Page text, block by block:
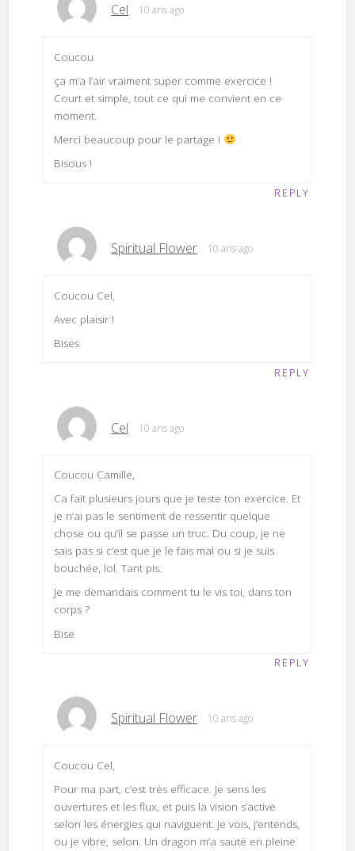
Cel 10 ans ago
Coucou
ça m’a l’air vraiment super comme exercice !
Court et simple, tout ce qui me convient en ce
moment.
Merci beaucoup pour le partage !
Bisous !
REPLY
Spiritual Flower 10 ans ago
Coucou Cel,
Avec plaisir !
Bises
REPLY
Cel 10 ans ago
Coucou Camille,
Ca fait plusieurs jours que je teste ton exercice. Et
je n’ai pas le sentiment de ressentir quelque
chose ou qu’il se passe un truc. Du coup, je ne
sais pas si c’est que je le fais mal ou si je suis
bouchée, lol. Tant pis.
Je me demandais comment tu le vis toi, dans ton
corps ?
Bise
REPLY
Spiritual Flower 10 ans ago
Coucou Cel,
Pour ma part, c’est très efficace. Je sens les
ouvertures et les flux, et puis la vision s’active
selon les énergies qui naviguent. Je vois, j’entends,
ou je vibre, selon. Un dragon m’a sauté en pleine